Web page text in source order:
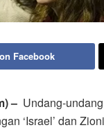
Facebook
– Undang-
‘Israel’ dan